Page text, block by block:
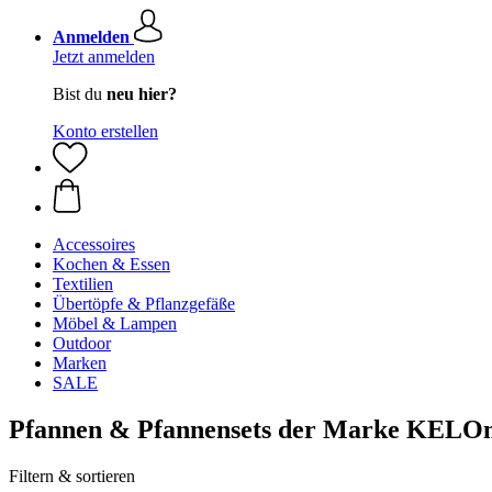
Anmelden
Jetzt anmelden
Bist du neu hier?
Konto erstellen
Accessoires
Kochen & Essen
Textilien
Übertöpfe & Pflanzgefäße
Möbel & Lampen
Outdoor
Marken
SALE
Pfannen & Pfannensets der Marke
Filtern & sortieren